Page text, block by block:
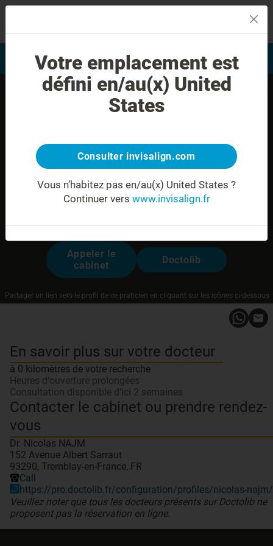
Evaluation du sourire Trouver un praticien
Appeler le
cabinet
Doctolib
Partager un lien vers le profil de ce praticien en cliquant sur les icônes ci-dessous
En savoir plus sur votre docteur
à 0 kilomètres de votre recherche
Heures d'ouverture prolongées
Consultation disponible d'ici 2 semaines
Contacter le cabinet ou prendre rendez-
vous
Dr. Nicolas NAJM
152 Avenue Albert Sarraut
93290, Tremblay-en-France, FR
Call
https://pro.doctolib.fr/configuration/profiles/nicolas-
Veuillez noter que tous les docteurs présents sur Doctolib ne
proposent pas la réservation en ligne.
Votre emplacement est
défini en/au(x) United
States
Consulter invisalign.com
Vous n’habitez pas en/au(x) United States ?
Continuer vers www.invisalign.fr